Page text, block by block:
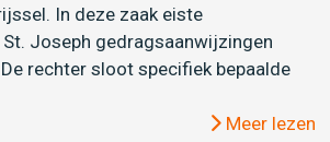
In deze zaak eiste
Joseph gedragsaanwijzingen
rechter sloot specifiek bepaalde
Meer lezen